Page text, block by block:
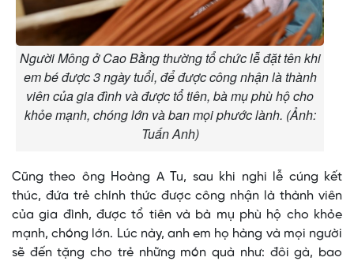
Người Mông ở Cao Bằng thường tổ chức lễ đặt tên khi
em bé được 3 ngày tuổi, để được công nhận là thành
viên của gia đình và được tổ tiên, bà mụ phù hộ cho
khỏe mạnh, chóng lớn và ban mọi phước lành. (Ảnh:
Tuấn Anh)
Cũng theo ông Hoàng A Tu, sau khi nghi lễ cúng kết
thúc, đứa trẻ chính thức được công nhận là thành viên
của gia đình, được tổ tiên và bà mụ phù hộ cho khỏe
mạnh, chóng lớn. Lúc này, anh em họ hàng và mọi người
sẽ đến tặng cho trẻ những món quà như: đôi gà, bao